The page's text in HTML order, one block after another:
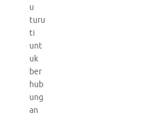
u
turu
ti
unt
uk
ber
hub
ung
an